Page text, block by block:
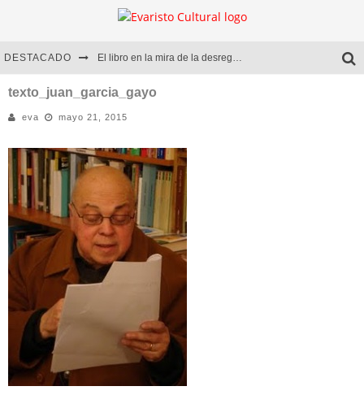
DESTACADO El libro en la mira de la desregulación
Marcelo Rubio | El llovedor
Diego Meret | Hotel Acapulco
Alejandra Correa | La nieve
texto_juan_garcia_gayo
eva mayo 21, 2015